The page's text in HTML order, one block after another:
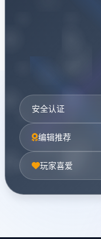
安全认证
编辑推荐
玩家喜爱